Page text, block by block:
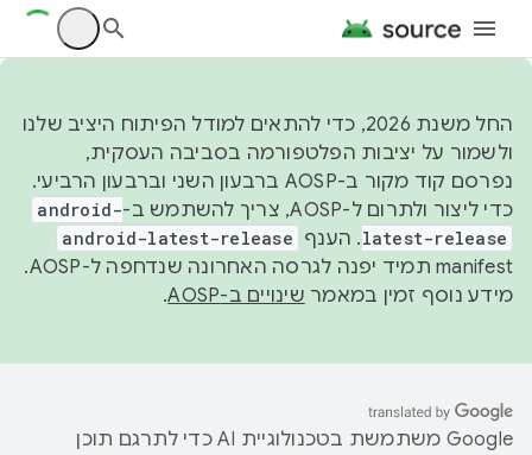
החל משנת 2026, כדי להתאים למודל הפיתוח היציב שלנו
ולשמור על יציבות הפלטפורמה בסביבה העסקית,
נפרסם קוד מקור ב-AOSP ברבעון השני וברבעון הרביעי.
כדי ליצור ולתרום ל-AOSP, צריך להשתמש ב-
android-
latest-release. הענף android-latest-release
manifest תמיד יפנה לגרסה האחרונה שנדחפה ל-AOSP.
מידע נוסף זמין במאמר שינויים ב-AOSP .
‫Google משתמשת בטכנולוגיית AI כדי לתרגם תוכן